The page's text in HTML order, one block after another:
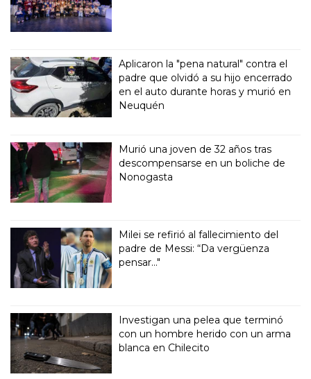
Aplicaron la "pena natural" contra el
padre que olvidó a su hijo encerrado
en el auto durante horas y murió en
Neuquén
Murió una joven de 32 años tras
descompensarse en un boliche de
Nonogasta
Milei se refirió al fallecimiento del
padre de Messi: “Da vergüenza
pensar..."
Investigan una pelea que terminó
con un hombre herido con un arma
blanca en Chilecito